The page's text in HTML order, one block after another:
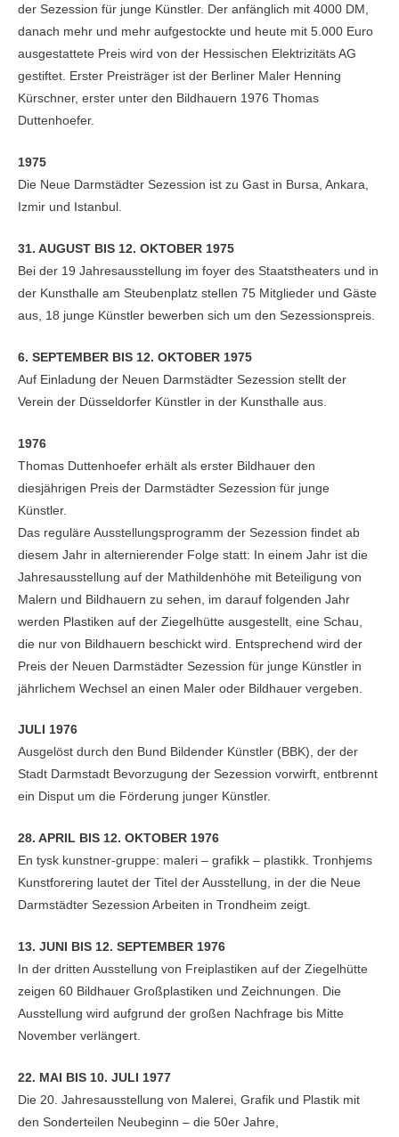
der Sezession für junge Künstler. Der anfänglich mit 4000 DM,
danach mehr und mehr aufgestockte und heute mit 5.000 Euro
ausgestattete Preis wird von der Hessischen Elektrizitäts AG
gestiftet. Erster Preisträger ist der Berliner Maler Henning
Kürschner, erster unter den Bildhauern 1976 Thomas
Duttenhoefer.
1975
Die Neue Darmstädter Sezession ist zu Gast in Bursa, Ankara,
Izmir und Istanbul.
31. AUGUST BIS 12. OKTOBER 1975
Bei der 19 Jahresausstellung im foyer des Staatstheaters und in
der Kunsthalle am Steubenplatz stellen 75 Mitglieder und Gäste
aus, 18 junge Künstler bewerben sich um den Sezessionspreis.
6. SEPTEMBER BIS 12. OKTOBER 1975
Auf Einladung der Neuen Darmstädter Sezession stellt der
Verein der Düsseldorfer Künstler in der Kunsthalle aus.
1976
Thomas Duttenhoefer erhält als erster Bildhauer den
diesjährigen Preis der Darmstädter Sezession für junge
Künstler.
Das reguläre Ausstellungsprogramm der Sezession findet ab
diesem Jahr in alternierender Folge statt: In einem Jahr ist die
Jahresausstellung auf der Mathildenhöhe mit Beteiligung von
Malern und Bildhauern zu sehen, im darauf folgenden Jahr
werden Plastiken auf der Ziegelhütte ausgestellt, eine Schau,
die nur von Bildhauern beschickt wird. Entsprechend wird der
Preis der Neuen Darmstädter Sezession für junge Künstler in
jährlichem Wechsel an einen Maler oder Bildhauer vergeben.
JULI 1976
Ausgelöst durch den Bund Bildender Künstler (BBK), der der
Stadt Darmstadt Bevorzugung der Sezession vorwirft, entbrennt
ein Disput um die Förderung junger Künstler.
28. APRIL BIS 12. OKTOBER 1976
En tysk kunstner-gruppe: maleri – grafikk – plastikk. Tronhjems
Kunstforering lautet der Titel der Ausstellung, in der die Neue
Darmstädter Sezession Arbeiten in Trondheim zeigt.
13. JUNI BIS 12. SEPTEMBER 1976
In der dritten Ausstellung von Freiplastiken auf der Ziegelhütte
zeigen 60 Bildhauer Großplastiken und Zeichnungen. Die
Ausstellung wird aufgrund der großen Nachfrage bis Mitte
November verlängert.
22. MAI BIS 10. JULI 1977
Die 20. Jahresausstellung von Malerei, Grafik und Plastik mit
den Sonderteilen Neubeginn – die 50er Jahre,